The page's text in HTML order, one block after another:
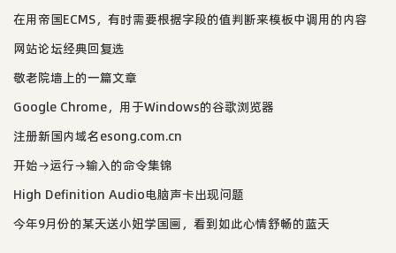
在用帝国ECMS，有时需要根据字段的值判断来模板中调用的内容
网站论坛经典回复选
敬老院墙上的一篇文章
Google Chrome，用于Windows的谷歌浏览器
注册新国内域名esong.com.cn
开始→运行→输入的命令集锦
High Definition Audio电脑声卡出现问题
今年9月份的某天送小妞学国画，看到如此心情舒畅的蓝天